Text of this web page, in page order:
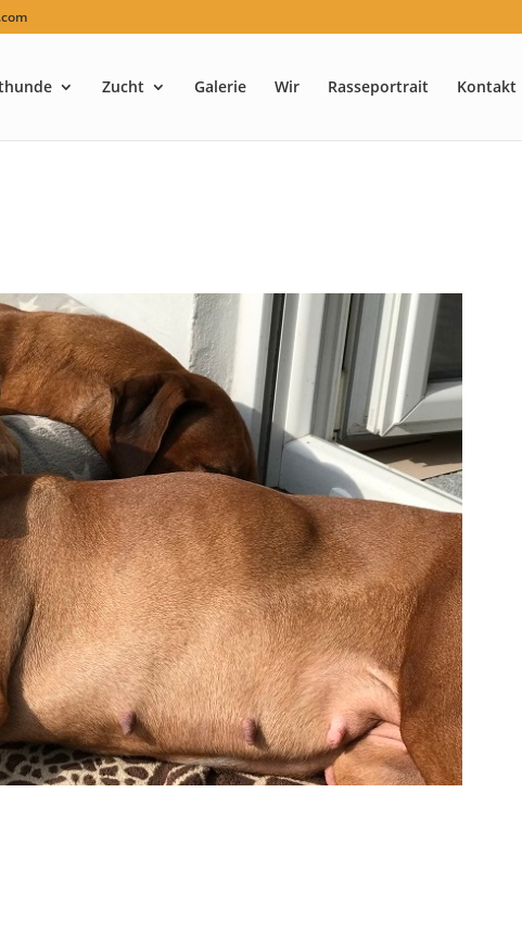
Zucht Galerie Wir Rasseportrait Kontakt